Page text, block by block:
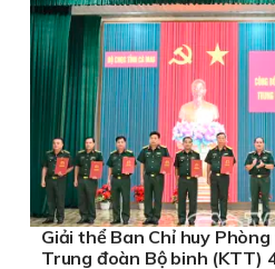
Giải thể Ban Chỉ huy
Trung đoàn Bộ binh (KTT)